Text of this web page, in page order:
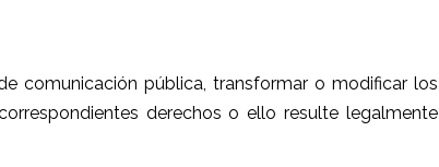
comunicación pública, transformar o modificar los
derechos o ello resulte legalmente